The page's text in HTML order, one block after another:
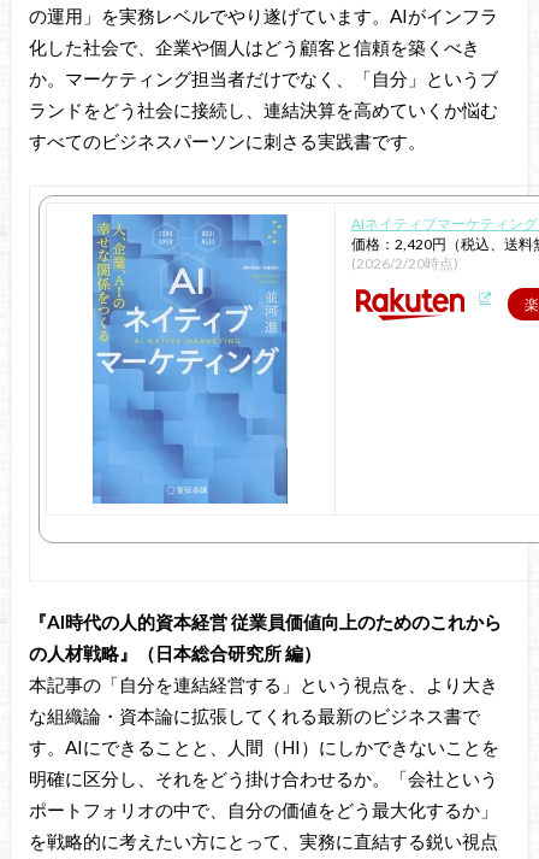
の運用」を実務レベルでやり遂げています。AIがインフラ
化した社会で、企業や個人はどう顧客と信頼を築くべき
か。マーケティング担当者だけでなく、「自分」というブ
ランドをどう社会に接続し、連結決算を高めていくか悩む
すべてのビジネスパーソンに刺さる実践書です。
AIネイティブマーケティン
価格：2,420円（税込、送料
(2026/2/20時点)
『AI時代の人的資本経営 従業員価値向上のためのこれから
の人材戦略』（日本総合研究所 編）
本記事の「自分を連結経営する」という視点を、より大き
な組織論・資本論に拡張してくれる最新のビジネス書で
す。AIにできることと、人間（HI）にしかできないことを
明確に区分し、それをどう掛け合わせるか。「会社という
ポートフォリオの中で、自分の価値をどう最大化するか」
を戦略的に考えたい方にとって、実務に直結する鋭い視点